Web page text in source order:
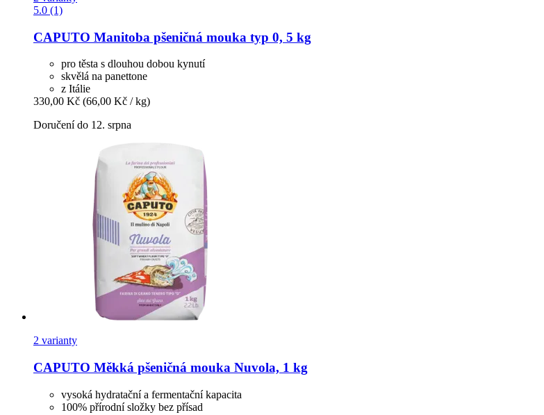
5.0 (1)
CAPUTO Manitoba pšeničná mouka typ 0, 5 kg
pro těsta s dlouhou dobou kynutí
skvělá na panettone
z Itálie
330,00 Kč (66,00 Kč / kg)
Doručení do 12. srpna
2 varianty
CAPUTO Měkká pšeničná mouka Nuvola, 1 kg
vysoká hydratační a fermentační kapacita
100% přírodní složky bez přísad